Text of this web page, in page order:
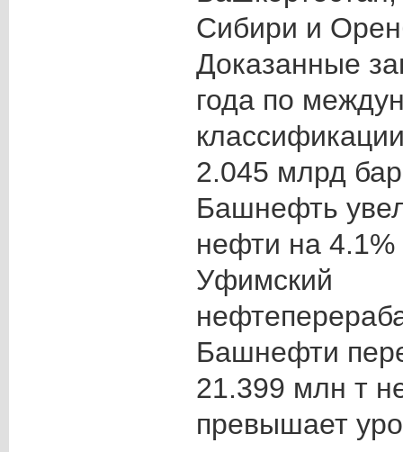
Сибири и
Доказанные
года по
2.045 млрд
Башнефть
нефти на
Уфимский
Башнефти
21.399 млн т
превышает